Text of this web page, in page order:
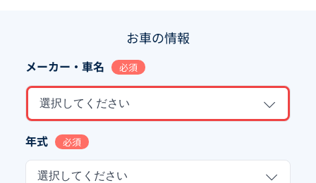
お車の情報
メーカー・車名 必須
選択してください
年式 必須
選択してください